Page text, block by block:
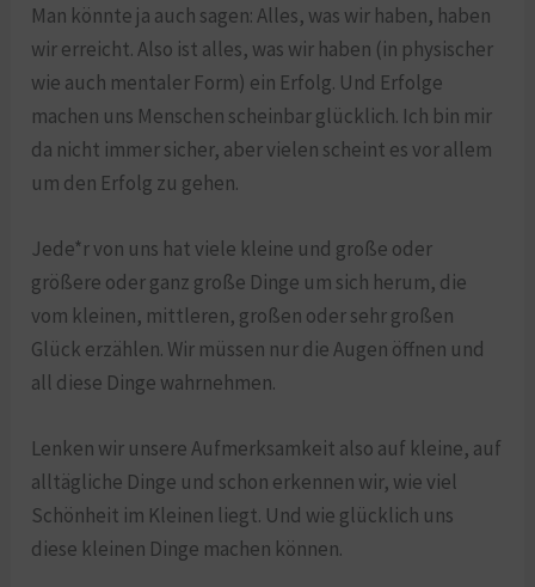
Man könnte ja auch sagen: Alles, was wir haben, haben
wir erreicht. Also ist alles, was wir haben (in physischer
wie auch mentaler Form) ein Erfolg. Und Erfolge
machen uns Menschen scheinbar glücklich. Ich bin mir
da nicht immer sicher, aber vielen scheint es vor allem
um den Erfolg zu gehen.
Jede*r von uns hat viele kleine und große oder
größere oder ganz große Dinge um sich herum, die
vom kleinen, mittleren, großen oder sehr großen
Glück erzählen. Wir müssen nur die Augen öffnen und
all diese Dinge wahrnehmen.
Lenken wir unsere Aufmerksamkeit also auf kleine, auf
alltägliche Dinge und schon erkennen wir, wie viel
Schönheit im Kleinen liegt. Und wie glücklich uns
diese kleinen Dinge machen können.